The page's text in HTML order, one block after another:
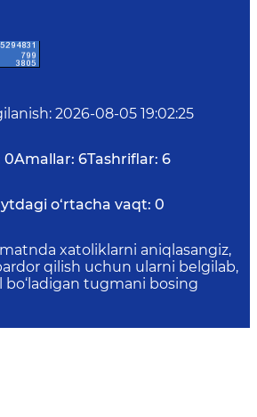
: 2026-08-05 19:02:25
0Amallar: 6Tashriflar: 6
o‘rtacha vaqt: 0
xatoliklarni aniqlasangiz,
qilish uchun ularni belgilab,
bo‘ladigan tugmani bosing